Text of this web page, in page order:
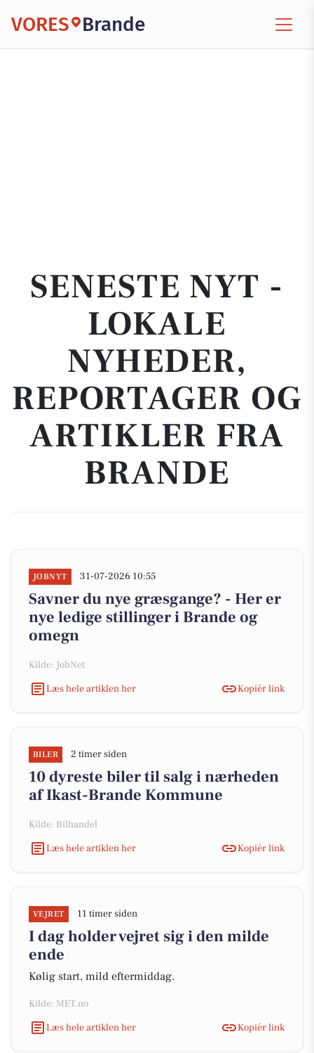
VORES Brande
SENESTE NYT -
LOKALE
NYHEDER,
REPORTAGER OG
ARTIKLER FRA
BRANDE
JOBNYT 31-07-2026 10:55
Savner du nye græsgange? - Her er
nye ledige stillinger i Brande og
omegn
Kilde: JobNet
Læs hele artiklen her
Kopiér link
BILER 2 timer siden
10 dyreste biler til salg i nærheden
af Ikast-Brande Kommune
Kilde: Bilhandel
Læs hele artiklen her
Kopiér link
VEJRET 11 timer siden
I dag holder vejret sig i den milde
ende
Kølig start, mild eftermiddag.
Kilde: MET.no
Læs hele artiklen her
Kopiér link